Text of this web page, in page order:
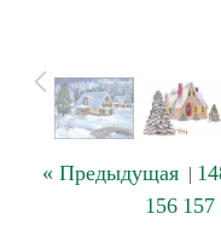
« Предыдущая|
156 157